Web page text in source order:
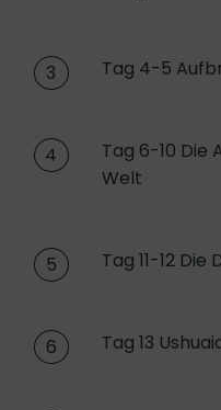
3 Tag 4-5
4
Tag 6-10 Die
Welt
5 Tag 11-12
6 Tag 13